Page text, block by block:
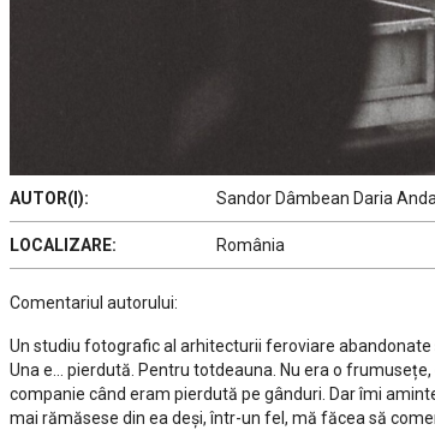
AUTOR(I): Sandor Dâmbean Daria Anda
LOCALIZARE: România
Comentariul autorului:
Un studiu fotografic al arhitecturii feroviare abandonate
Una e... pierdută. Pentru totdeauna. Nu era o
companie când eram pierdută pe gânduri. Dar îmi
mai rămăsese din ea deși, într-un fel, mă făcea să